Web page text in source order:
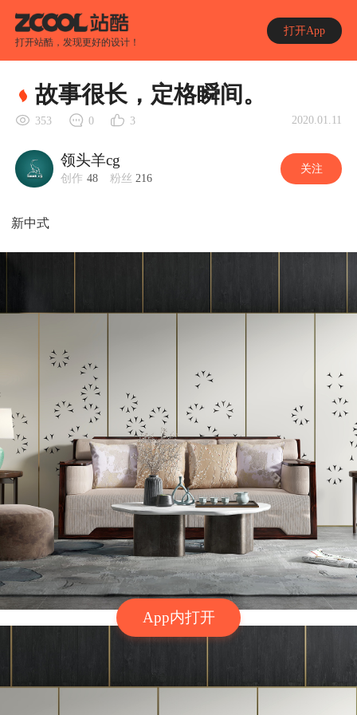
打开站酷，发现更好的设计！
打开App
App内打开
故事很长，定格瞬间。
353 0 3 2020.01.11
领头羊cg
创作 48 粉丝 216
关注
新中式